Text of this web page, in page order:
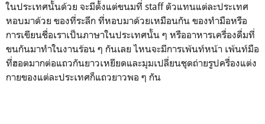
ในประเทศนั้นด้วย จะมีตั้งแต่ขนมที่ staff ตัวแทนแต่ละประเทศ
หอบมาด้วย ของที่ระลึก ที่หอบมาด้วยเหมือนกัน ของทำมือหรือ
การเขียนชื่อเราเป็นภาษาในประเทศนั้น ๆ หรืออาหารเครื่องดื่มที่
ขนกันมาทำในงานร้อน ๆ กันเลย ไหนจะมีการเพ้นท์หน้า เพ้นท์มือ
ที่ฮอตมากต่อแถวกันยาวเหยียดและมุมเปลี่ยนชุดถ่ายรูปครื่องแต่ง
กายของแต่ละประเทศก็แถวยาวพอ ๆ กัน